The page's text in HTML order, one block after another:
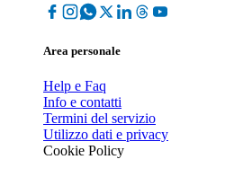
Area personale
Help e Faq
Info e contatti
Termini del servizio
Utilizzo dati e privacy
Cookie Policy